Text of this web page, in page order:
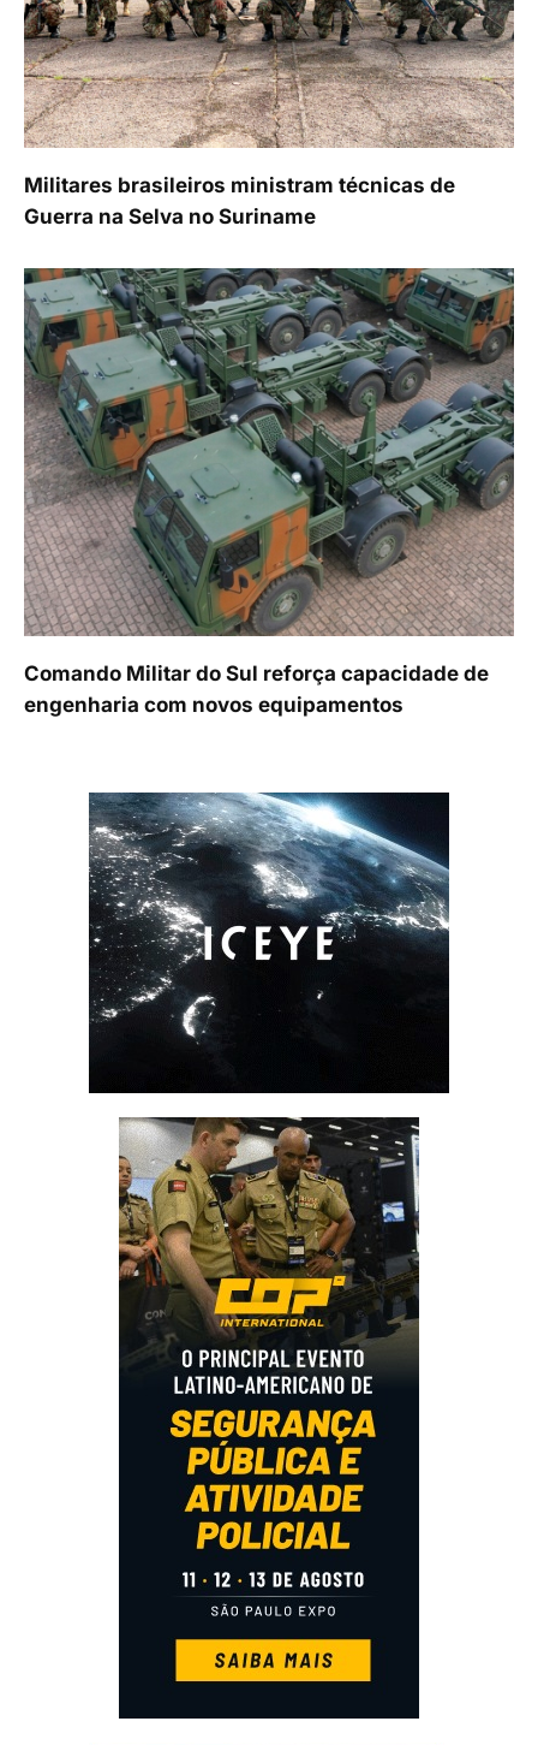
Militares brasileiros ministram técnicas de
Guerra na Selva no Suriname
Comando Militar do Sul reforça capacidade de
engenharia com novos equipamentos